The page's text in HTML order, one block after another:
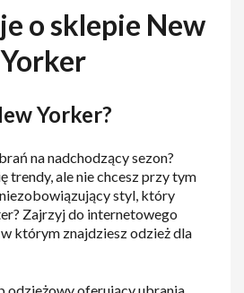
o sklepie New
Yorker
Yorker?
na nadchodzący sezon?
trendy, ale nie chcesz przy tym
styl, który
Zajrzyj do internetowego
którym znajdziesz odzież dla